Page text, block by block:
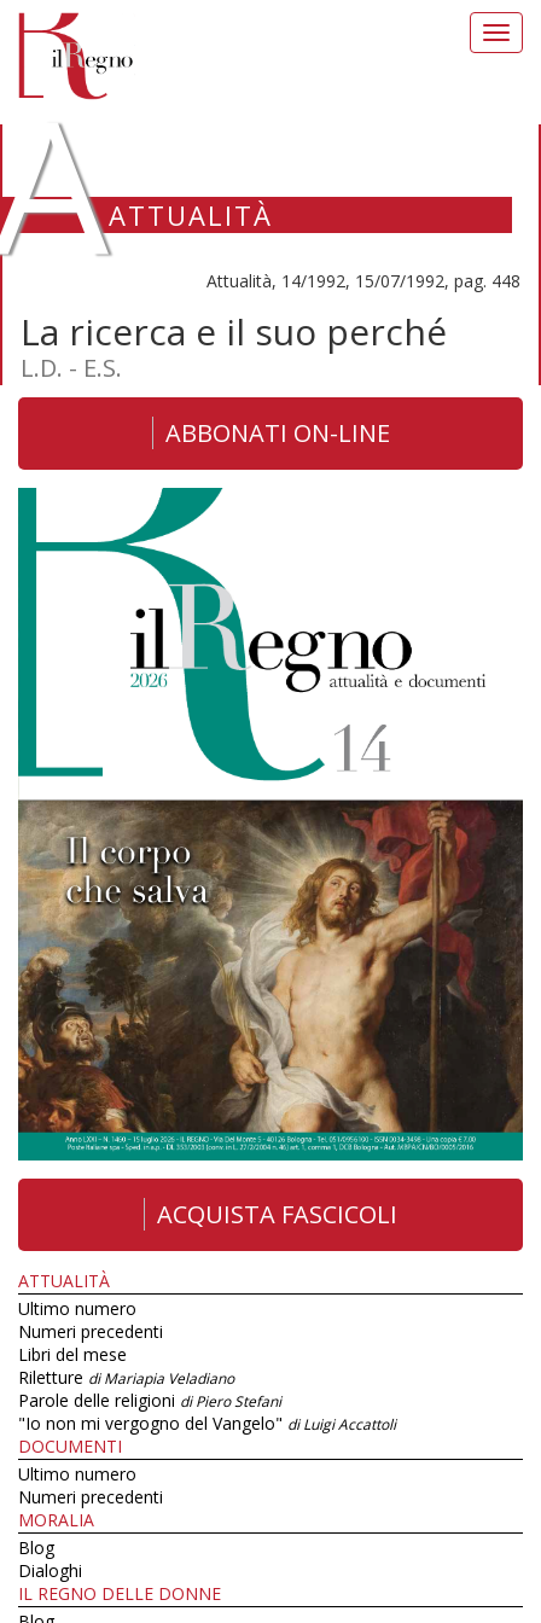
ATTUALITÀ
Attualità, 14/1992, 15/07/1992, pag. 448
La ricerca e il suo perché
L.D. - E.S.
ABBONATI ON-LINE
ACQUISTA FASCICOLI
ATTUALITÀ
Ultimo numero
Numeri precedenti
Libri del mese
Riletture di Mariapia Veladiano
Parole delle religioni di Piero Stefani
"Io non mi vergogno del Vangelo" di Luigi Accattoli
DOCUMENTI
Ultimo numero
Numeri precedenti
MORALIA
Blog
Dialoghi
IL REGNO DELLE DONNE